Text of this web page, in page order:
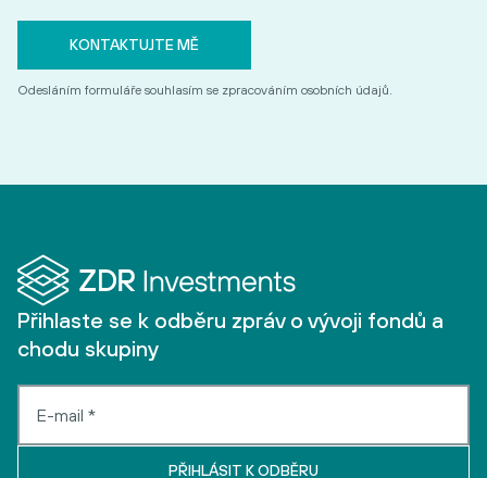
Odesláním formuláře souhlasím se zpracováním osobních údajů.
Přihlaste se k odběru zpráv o vývoji fondů a
chodu skupiny